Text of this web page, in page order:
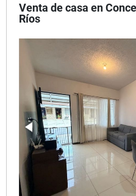
Venta de casa en
Ríos